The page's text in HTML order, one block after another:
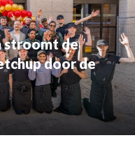
stroomt de
door de